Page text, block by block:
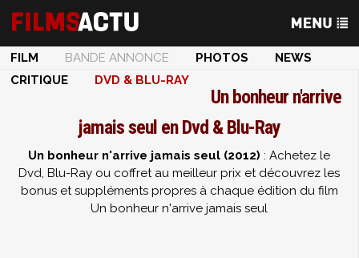
FILM BANDE ANNONCE PHOTOS
NEWS
CRITIQUE
DVD & BLU-RAY
Un bonheur n'arrive
jamais seul en Dvd & Blu-Ray
Un bonheur n'arrive jamais seul (2012) : Achetez le
Dvd, Blu-Ray ou coffret au meilleur prix et découvrez les
bonus et suppléments propres à chaque édition du film
Un bonheur n'arrive jamais seul